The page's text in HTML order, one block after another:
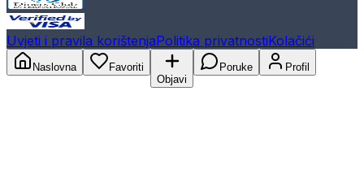
Uvjeti i pravila korištenjaPolitika privatnostiKolačići
Naslovna
Favoriti
Objavi
Poruke Profil